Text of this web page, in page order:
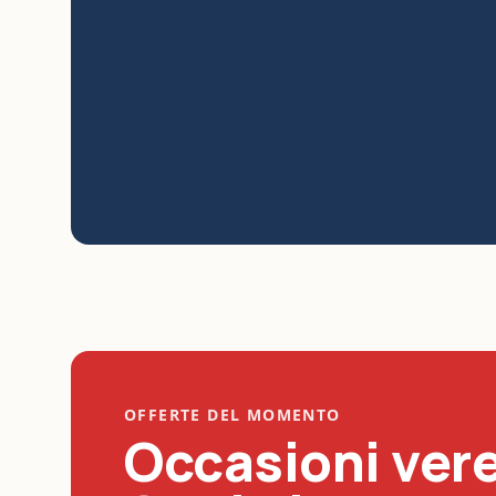
OFFERTE DEL MOMENTO
Occasioni